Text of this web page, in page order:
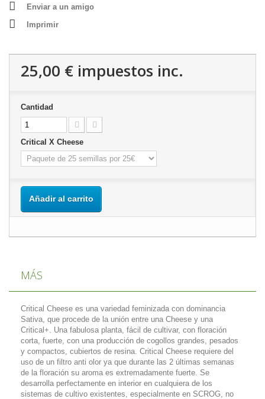
Enviar a un amigo
Imprimir
25,00 € impuestos inc.
Cantidad
Critical X Cheese
Añadir al carrito
MÁS
Critical Cheese es una variedad feminizada con dominancia
Sativa, que procede de la unión entre una Cheese y una
Critical+. Una fabulosa planta, fácil de cultivar, con floración
corta, fuerte, con una producción de cogollos grandes, pesados
y compactos, cubiertos de resina. Critical Cheese requiere del
uso de un filtro anti olor ya que durante las 2 últimas semanas
de la floración su aroma es extremadamente fuerte. Se
desarrolla perfectamente en interior en cualquiera de los
sistemas de cultivo existentes, especialmente en SCROG, no